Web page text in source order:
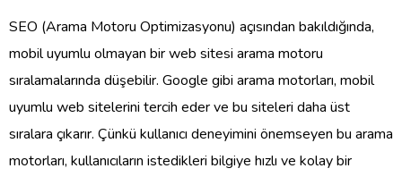
SEO (Arama Motoru Optimizasyonu) açısından bakıldığında,
mobil uyumlu olmayan bir web sitesi arama motoru
sıralamalarında düşebilir. Google gibi arama motorları, mobil
uyumlu web sitelerini tercih eder ve bu siteleri daha üst
sıralara çıkarır. Çünkü kullanıcı deneyimini önemseyen bu arama
motorları, kullanıcıların istedikleri bilgiye hızlı ve kolay bir